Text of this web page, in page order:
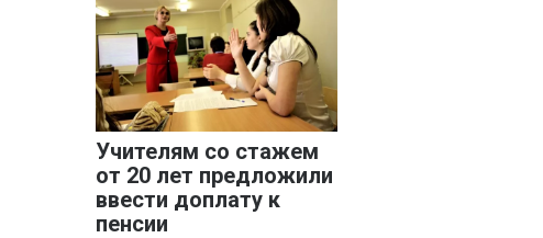
Учителям со стажем
от 20 лет предложили
ввести доплату к
пенсии